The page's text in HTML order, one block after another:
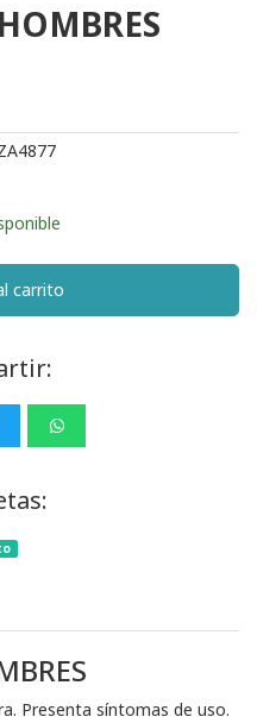
carrito
Presenta síntomas de uso.